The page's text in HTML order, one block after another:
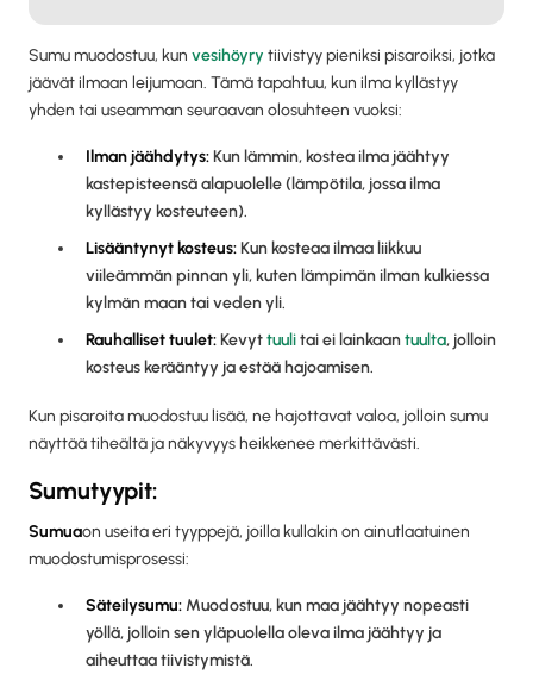
Sumu muodostuu, kun vesihöyry tiivistyy pieniksi pisaroiksi, jotka
jäävät ilmaan leijumaan. Tämä tapahtuu, kun ilma kyllästyy
yhden tai useamman seuraavan olosuhteen vuoksi:
Ilman jäähdytys:Kun lämmin, kostea ilma jäähtyy
kastepisteensä alapuolelle (lämpötila, jossa ilma
kyllästyy kosteuteen).
Lisääntynyt kosteus:Kun kosteaa ilmaa liikkuu
viileämmän pinnan yli, kuten lämpimän ilman kulkiessa
kylmän maan tai veden yli.
Rauhalliset tuulet:Kevyttuulitai ei lainkaantuulta, jolloin
kosteus kerääntyy ja estää hajoamisen.
Kun pisaroita muodostuu lisää, ne hajottavat valoa, jolloin sumu
näyttää tiheältä ja näkyvyys heikkenee merkittävästi.
Sumutyypit:
‍Sumuaon useita eri tyyppejä, joilla kullakin on ainutlaatuinen
muodostumisprosessi:
Säteilysumu: Muodostuu, kun maa jäähtyy nopeasti
yöllä, jolloin sen yläpuolella oleva ilma jäähtyy ja
aiheuttaa tiivistymistä.